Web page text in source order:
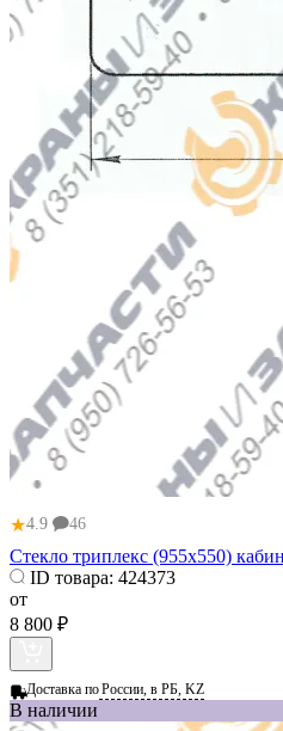
★4.9 46
Стекло триплекс (955x550)
ID товара: 424373
от
8 800 ₽
Доставка поРоссии, в РБ, KZ
В наличии